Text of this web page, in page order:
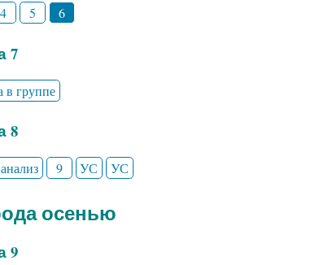
4 5 6
7
в группе
8
9 УС УС
осенью
9